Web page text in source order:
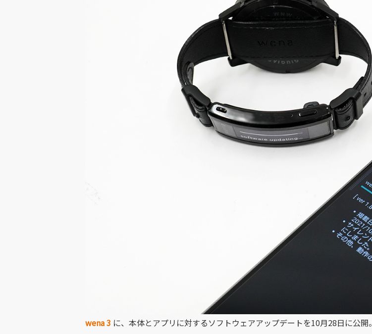
wena 3 に、本体とアプリに対するソフトウェアアップデートを10月28日に公開。